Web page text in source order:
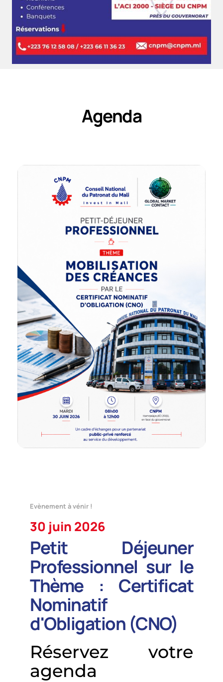
Agenda
Evènement à vénir !
30 juin 2026
Petit Déjeuner
Professionnel sur le
Thème : Certificat
Nominatif
d'Obligation (CNO)
Réservez votre
agenda